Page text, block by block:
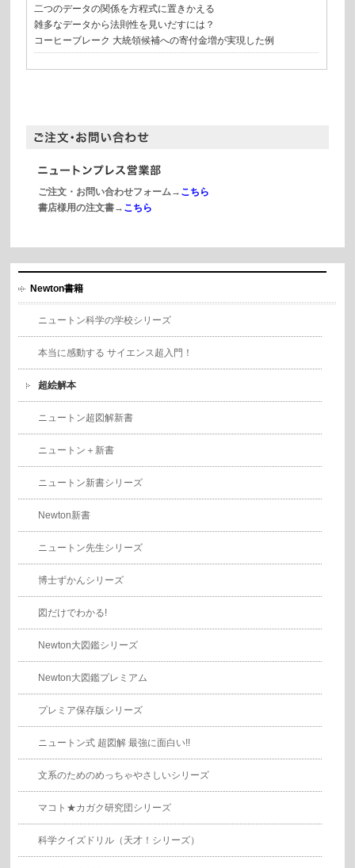
二つのデータの関係を方程式に置きかえる
雑多なデータから法則性を見いだすには？
コーヒーブレーク 大統領候補への寄付金増が実現した例
ご注文・お問い合わせフォーム→ こちら
書店様用の注文書→ こちら
Newton書籍
ニュートン科学の学校シリーズ
本当に感動する サイエンス超入門！
超絵解本
ニュートン超図解新書
ニュートン＋新書
ニュートン新書シリーズ
Newton新書
ニュートン先生シリーズ
博士ずかんシリーズ
図だけでわかる!
Newton大図鑑シリーズ
Newton大図鑑プレミアム
プレミア保存版シリーズ
ニュートン式 超図解 最強に面白い!!
文系のためのめっちゃやさしいシリーズ
マコト★カガク研究団シリーズ
科学クイズドリル（天才！シリーズ）